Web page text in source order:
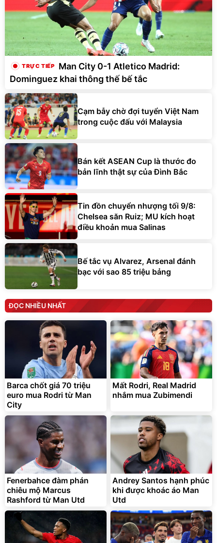
Man City 0-1 Atletico Madrid:
Dominguez khai thông thế bế tắc
Cạm bẫy chờ đợi tuyển Việt Nam
trong cuộc đấu với Malaysia
Bán kết ASEAN Cup là thước đo
bản lĩnh thật sự của Đình Bắc
Tin đồn chuyển nhượng tối 9/8:
Chelsea săn Ruiz; MU kích hoạt
điều khoản mua Salinas
Bế tắc vụ Alvarez, Arsenal đánh
bạc với sao 85 triệu bảng
ĐỌC NHIỀU NHẤT
Barca chốt giá 70 triệu
euro mua Rodri từ Man
City
Mất Rodri, Real Madrid
nhắm mua Zubimendi
Fenerbahce đàm phán
chiêu mộ Marcus
Rashford từ Man Utd
Andrey Santos hạnh phúc
khi được khoác áo Man
Utd